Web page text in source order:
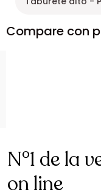
Compare con
N°1 de la
on line